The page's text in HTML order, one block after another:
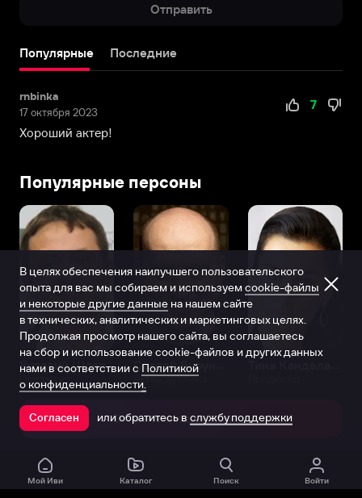
Отправить
Популярные Последние
rnbinka
17 октября 2023
7
Хороший актер!
Популярные персоны
Виталий Шляппо
Продюсер Актёр дубляжа
Открыть в приложении
Мой Иви Каталог Поиск Войти
В целях обеспечения наилучшего пользовательского
опыта для вас мы собираем и используем cookie-файлы
и некоторые другие данные на нашем сайте
в технических, аналитических и маркетинговых целях.
Продолжая просмотр нашего сайта, вы соглашаетесь
на сбор и использование cookie-файлов и других данных
нами в соответствии с Политикой
о конфиденциальности.
Согласен или обратитесь в службу поддержки